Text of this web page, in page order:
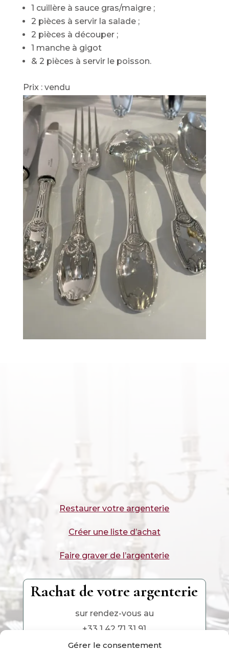
Gérer le consentement
1 cuillère à sauce gras/maigre ;
2 pièces à servir la salade ;
2 pièces à découper ;
1 manche à gigot
& 2 pièces à servir le poisson.
Prix : vendu
Restaurer votre argenterie
Créer une liste d’achat
Faire graver de l’argenterie
Rachat de votre argenterie
sur rendez-vous au
+33 1 42 71 31 91